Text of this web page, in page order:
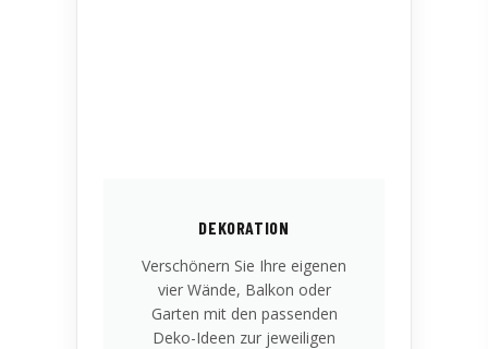
DEKORATION
Verschönern Sie Ihre eigenen
vier Wände, Balkon oder
Garten mit den passenden
Deko-Ideen zur jeweiligen